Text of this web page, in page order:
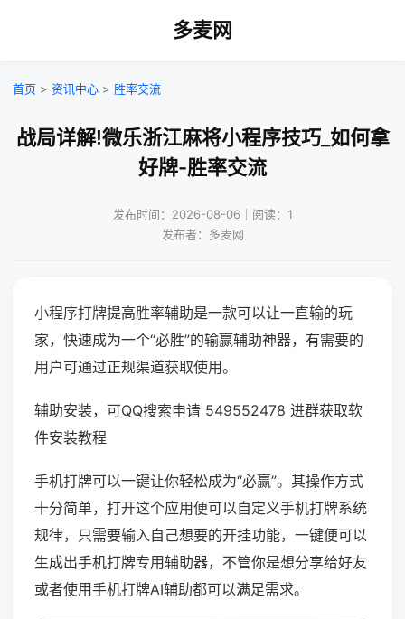
多麦网
首页 > 资讯中心 > 胜率交流
战局详解!微乐浙江麻将小程序技巧_如何拿
好牌-胜率交流
发布时间：2026-08-06｜阅读：1
发布者：多麦网
小程序打牌提高胜率辅助是一款可以让一直输的玩
家，快速成为一个“必胜”的输赢辅助神器，有需要的
用户可通过正规渠道获取使用。
辅助安装，可QQ搜索申请 549552478 进群获取软
件安装教程
手机打牌可以一键让你轻松成为“必赢”。其操作方式
十分简单，打开这个应用便可以自定义手机打牌系统
规律，只需要输入自己想要的开挂功能，一键便可以
生成出手机打牌专用辅助器，不管你是想分享给好友
或者使用手机打牌AI辅助都可以满足需求。